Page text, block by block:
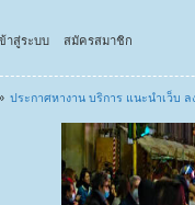
าสู่ระบบ สมัครสมาชิก
ประกาศหางาน บริการ แนะนำเว็บ